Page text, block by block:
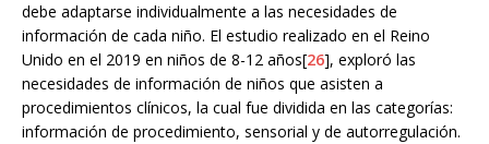
debe adaptarse individualmente a las necesidades de
información de cada niño. El estudio realizado en el Reino
Unido en el 2019 en niños de 8-12 años[26], exploró las
necesidades de información de niños que asisten a
procedimientos clínicos, la cual fue dividida en las categorías:
información de procedimiento, sensorial y de autorregulación.